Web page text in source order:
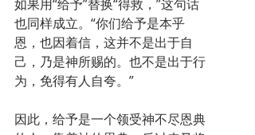
如果用“给予”替换“得救，”这句话
也同样成立。“你们给予是本乎
恩，也因着信，这并不是出于自
己，乃是神所赐的。也不是出于行
为，免得有人自夸。”
因此，给予是一个领受神不尽恩典